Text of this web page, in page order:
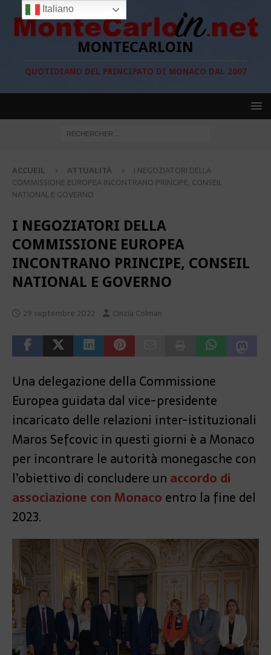
MONTECARLOIN
QUOTIDIANO DEL PRINCIPATO DI MONACO DAL 2007
ACCUEIL ATTUALITÀ
I NEGOZIATORI DELLA
COMMISSIONE EUROPEA INCONTRANO PRINCIPE, CONSEIL
NATIONAL E GOVERNO
I NEGOZIATORI DELLA
COMMISSIONE EUROPEA
INCONTRANO PRINCIPE, CONSEIL
NATIONAL E GOVERNO
29 septembre 2022 Cinzia Colman
Una delegazione della Commissione
Europea guidata dal vice-presidente
incaricato delle relazioni inter-istituzionali
Maros Sefcovic in questi giorni è a Monaco
per incontrare le autorità monegasche con
l’obiettivo di concludere un accordo di
associazione con Monaco entro la fine del
2023.
Italiano